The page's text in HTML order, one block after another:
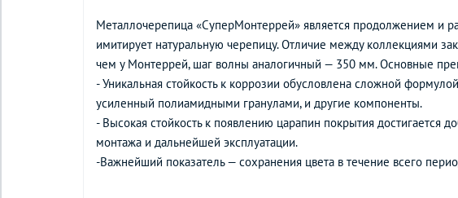
Металлочерепица «СуперМонтеррей» является продолжением и
имитирует натуральную черепицу. Отличие между коллекциями
чем у Монтеррей, шаг волны аналогичный — 350 мм. Основные
- Уникальная стойкость к коррозии обусловлена сложной
усиленный полиамидными гранулами, и другие компоненты.
- Высокая стойкость к появлению царапин покрытия достигается
монтажа и дальнейшей эксплуатации.
-Важнейший показатель — сохранения цвета в течение всего